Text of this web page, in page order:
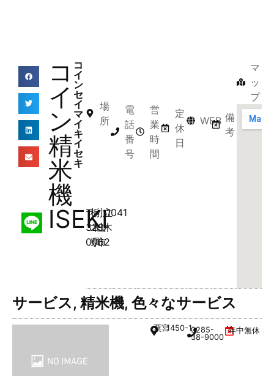
コ
イ
ン
精
米
機
ISEKI
コ
イ
ン
セ
イ
マ
イ
キ
イ
セ
キ
場
所
〒
323-
0062
栃
木
県
小
山
市
立
木
1041
電
話
番
号
営
業
時
間
定
休
日
WEB 備
考
マ
ッ
プ
サービス, 精米機, 色々なサービス
粟宮1450-10285-
38-9000
年中無休